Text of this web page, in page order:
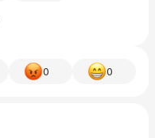
0 0